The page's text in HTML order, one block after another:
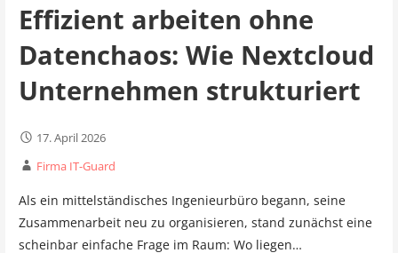
Effizient arbeiten ohne
Datenchaos: Wie Nextcloud
Unternehmen strukturiert
17. April 2026
Firma IT-Guard
Als ein mittelständisches Ingenieurbüro begann, seine
Zusammenarbeit neu zu organisieren, stand zunächst eine
scheinbar einfache Frage im Raum: Wo liegen…